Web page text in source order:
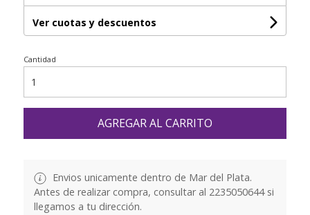
Ver cuotas y descuentos
Cantidad
AGREGAR AL CARRITO
Envios unicamente dentro de Mar del Plata.
Antes de realizar compra, consultar al 2235050644 si
llegamos a tu dirección.